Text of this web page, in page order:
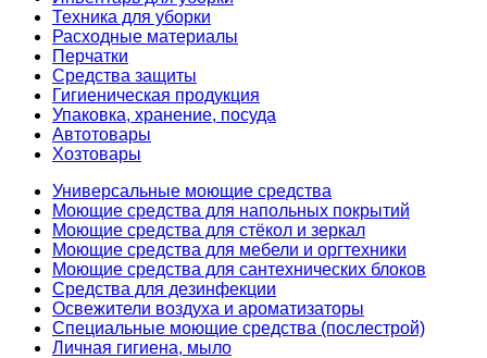
Техника для уборки
Расходные материалы
Перчатки
Средства защиты
Гигиеническая продукция
Упаковка, хранение, посуда
Автотовары
Хозтовары
Универсальные моющие средства
Моющие средства для напольных покрытий
Моющие средства для стёкол и зеркал
Моющие средства для мебели и оргтехники
Моющие средства для сантехнических блоков
Средства для дезинфекции
Освежители воздуха и ароматизаторы
Специальные моющие средства (послестрой)
Личная гигиена, мыло